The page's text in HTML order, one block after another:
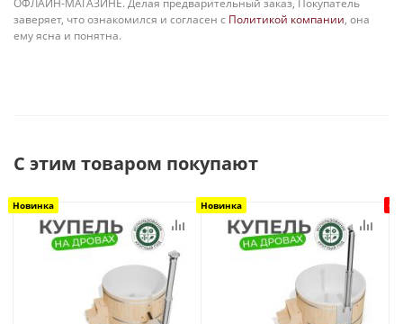
ОФЛАЙН-МАГАЗИНЕ. Делая предварительный заказ, Покупатель
заверяет, что ознакомился и согласен с Политикой компании, она
ему ясна и понятна.
С этим товаром покупают
Новинка Новинка